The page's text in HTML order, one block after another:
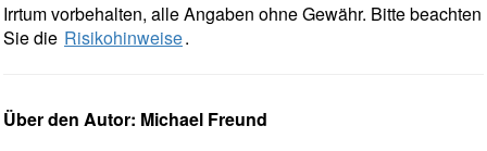
Irrtum vorbehalten, alle Angaben ohne Gewähr. Bitte beachten
Sie die Risikohinweise.
Über den Autor: Michael Freund